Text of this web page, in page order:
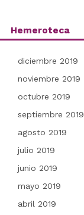
Hemeroteca
diciembre 2019
noviembre 2019
octubre 2019
septiembre 2019
agosto 2019
julio 2019
junio 2019
mayo 2019
abril 2019